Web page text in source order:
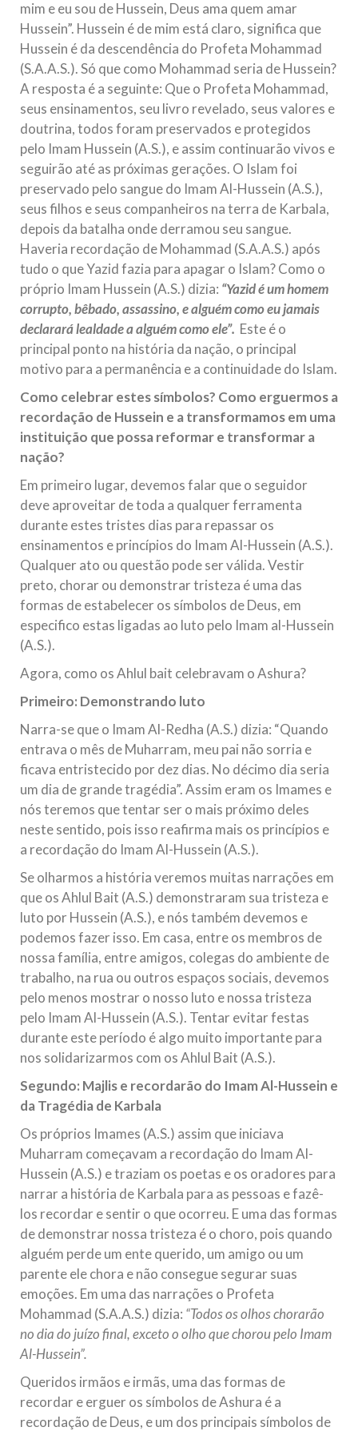
mim e eu sou de Hussein, Deus ama quem amar
Hussein”. Hussein é de mim está claro, significa que
Hussein é da descendência do Profeta Mohammad
(S.A.A.S.). Só que como Mohammad seria de Hussein?
A resposta é a seguinte: Que o Profeta Mohammad,
seus ensinamentos, seu livro revelado, seus valores e
doutrina, todos foram preservados e protegidos
pelo Imam Hussein (A.S.), e assim continuarão vivos e
seguirão até as próximas gerações. O Islam foi
preservado pelo sangue do Imam Al-Hussein (A.S.),
seus filhos e seus companheiros na terra de Karbala,
depois da batalha onde derramou seu sangue.
Haveria recordação de Mohammad (S.A.A.S.) após
tudo o que Yazid fazia para apagar o Islam? Como o
próprio Imam Hussein (A.S.) dizia: “Yazid é um homem
corrupto, bêbado, assassino, e alguém como eu jamais
declarará lealdade a alguém como ele”. Este é o
principal ponto na história da nação, o principal
motivo para a permanência e a continuidade do Islam.
Como celebrar estes símbolos? Como erguermos a
recordação de Hussein e a transformamos em uma
instituição que possa reformar e transformar a
nação?
Em primeiro lugar, devemos falar que o seguidor
deve aproveitar de toda a qualquer ferramenta
durante estes tristes dias para repassar os
ensinamentos e princípios do Imam Al-Hussein (A.S.).
Qualquer ato ou questão pode ser válida. Vestir
preto, chorar ou demonstrar tristeza é uma das
formas de estabelecer os símbolos de Deus, em
especifico estas ligadas ao luto pelo Imam al-Hussein
(A.S.).
Agora, como os Ahlul bait celebravam o Ashura?
Primeiro: Demonstrando luto
Narra-se que o Imam Al-Redha (A.S.) dizia: “Quando
entrava o mês de Muharram, meu pai não sorria e
ficava entristecido por dez dias. No décimo dia seria
um dia de grande tragédia”. Assim eram os Imames e
nós teremos que tentar ser o mais próximo deles
neste sentido, pois isso reafirma mais os princípios e
a recordação do Imam Al-Hussein (A.S.).
Se olharmos a história veremos muitas narrações em
que os Ahlul Bait (A.S.) demonstraram sua tristeza e
luto por Hussein (A.S.), e nós também devemos e
podemos fazer isso. Em casa, entre os membros de
nossa família, entre amigos, colegas do ambiente de
trabalho, na rua ou outros espaços sociais, devemos
pelo menos mostrar o nosso luto e nossa tristeza
pelo Imam Al-Hussein (A.S.). Tentar evitar festas
durante este período é algo muito importante para
nos solidarizarmos com os Ahlul Bait (A.S.).
Segundo: Majlis e recordarão do Imam Al-Hussein e
da Tragédia de Karbala
Os próprios Imames (A.S.) assim que iniciava
Muharram começavam a recordação do Imam Al-
Hussein (A.S.) e traziam os poetas e os oradores para
narrar a história de Karbala para as pessoas e fazê-
los recordar e sentir o que ocorreu. E uma das formas
de demonstrar nossa tristeza é o choro, pois quando
alguém perde um ente querido, um amigo ou um
parente ele chora e não consegue segurar suas
emoções. Em uma das narrações o Profeta
Mohammad (S.A.A.S.) dizia: “Todos os olhos chorarão
no dia do juízo final, exceto o olho que chorou pelo Imam
Al-Hussein”.
Queridos irmãos e irmãs, uma das formas de
recordar e erguer os símbolos de Ashura é a
recordação de Deus, e um dos principais símbolos de